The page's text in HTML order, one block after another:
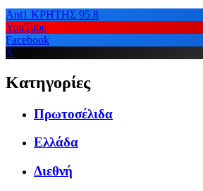
Ant1 ΚΡΗΤΗΣ 95.8
YouTube
Facebook
X
Κατηγορίες
Πρωτοσέλιδα
Ελλάδα
Διεθνή